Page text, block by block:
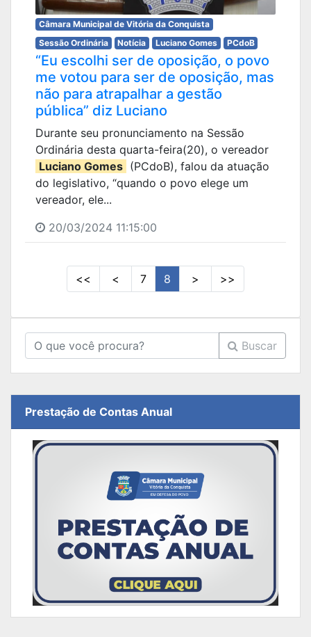
Câmara Municipal de Vitória da Conquista
Sessão Ordinária
Notícia Luciano Gomes PCdoB
“Eu escolhi ser de oposição, o povo
me votou para ser de oposição, mas
não para atrapalhar a gestão
pública” diz Luciano
Durante seu pronunciamento na Sessão
Ordinária desta quarta-feira(20), o vereador
Luciano Gomes (PCdoB), falou da atuação
do legislativo, “quando o povo elege um
vereador, ele...
20/03/2024 11:15:00
<< < 7 8 > >>
Buscar
Prestação de Contas Anual